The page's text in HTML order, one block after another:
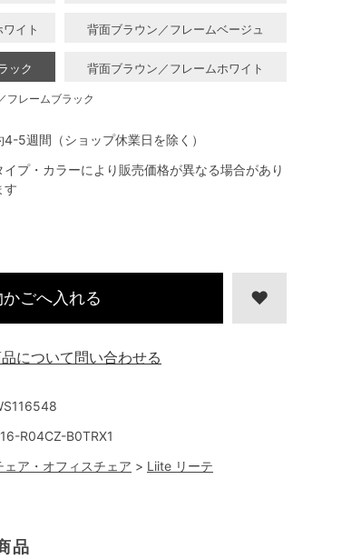
R04CZ-B0TRX1
ェア・オフィスチェア > Liite リーテ
イプ・カラーにより販売価格が異なる場合があり
す
4-5週間（ショップ休業日を除く）
イト 背面ブラウン／フレームベージュ
ック 背面ブラウン／フレームホワイト
フレームブラック
ごへ入れる
品
について問い合わせる